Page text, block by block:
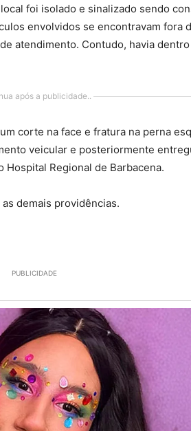
foi isolado e sinalizado sendo
envolvidos se encontravam fora
atendimento. Contudo, havia
após a publicidade..
corte na face e fratura na perna
veicular e posteriormente
Regional de Barbacena.
demais providências.
PUBLICIDADE